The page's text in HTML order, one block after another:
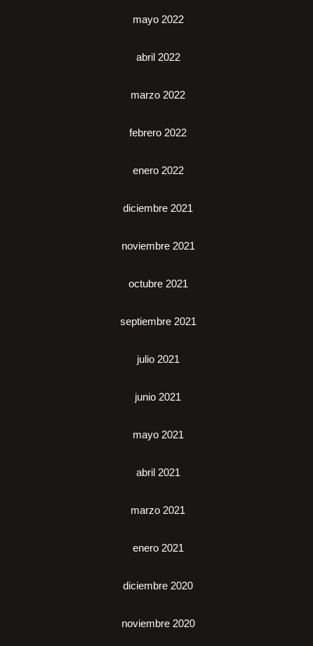
mayo 2022
abril 2022
marzo 2022
febrero 2022
enero 2022
diciembre 2021
noviembre 2021
octubre 2021
septiembre 2021
julio 2021
junio 2021
mayo 2021
abril 2021
marzo 2021
enero 2021
diciembre 2020
noviembre 2020